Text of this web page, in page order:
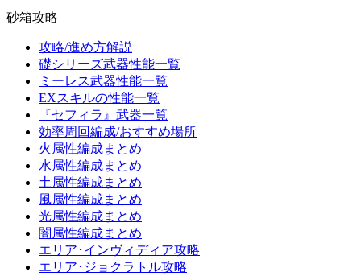
砂箱攻略
攻略/進め方解説
礎シリーズ武器性能一覧
ミーレス武器性能一覧
EXスキルの性能一覧
『セフィラ』武器一覧
効率周回編成/おすすめ場所
火属性編成まとめ
水属性編成まとめ
土属性編成まとめ
風属性編成まとめ
光属性編成まとめ
闇属性編成まとめ
エリア･インヴィディア攻略
エリア･ジョクラトル攻略